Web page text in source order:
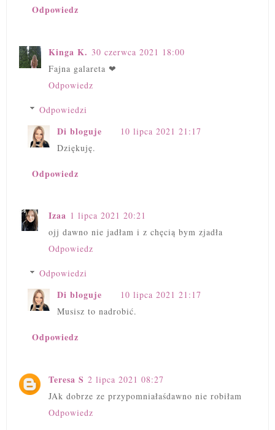
Odpowiedz
Kinga K. 30 czerwca 2021 18:00
Fajna galareta ❤
Odpowiedz
Odpowiedzi
Di bloguje
10 lipca 2021 21:17
Dziękuję.
Odpowiedz
Izaa 1 lipca 2021 20:21
ojj dawno nie jadłam i z chęcią bym zjadła
Odpowiedz
Odpowiedzi
Di bloguje
10 lipca 2021 21:17
Musisz to nadrobić.
Odpowiedz
Teresa S 2 lipca 2021 08:27
JAk dobrze ze przypomniałaśdawno nie robiłam
Odpowiedz